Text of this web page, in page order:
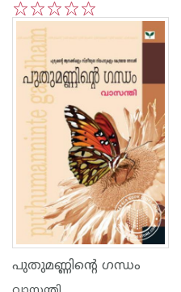
5
4
3
2
1
പുതുമണ്ണിന്റെ ഗന്ധം